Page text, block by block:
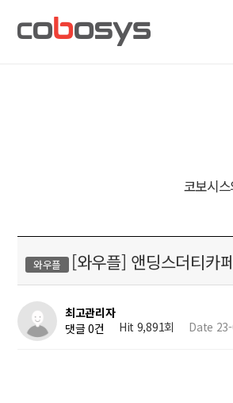
코보시
와우플 [와우플] 앤딩스더티카
최고관리자
댓글 0건
Hit 9,891회 Date